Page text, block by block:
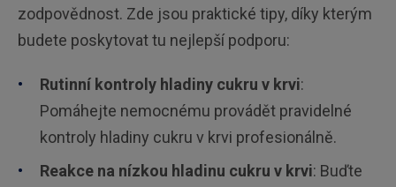
zodpovědnost. Zde jsou praktické tipy, díky kterým
budete poskytovat tu nejlepší podporu:
Rutinní kontroly hladiny cukru v krvi:
Pomáhejte nemocnému provádět pravidelné
kontroly hladiny cukru v krvi profesionálně.
Reakce na nízkou hladinu cukru v krvi: Buďte